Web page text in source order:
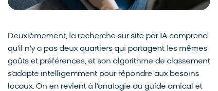
Deuxièmement, la recherche sur site par IA comprend
qu’il n’y a pas deux quartiers qui partagent les mêmes
goûts et préférences, et son algorithme de classement
s’adapte intelligemment pour répondre aux besoins
locaux. On en revient à l’analogie du guide amical et